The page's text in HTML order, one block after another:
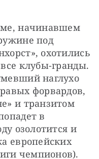
начинавшем
под
охотились
клубы-гранды.
наглухо
форвардов,
и транзитом
в
озолотится и
европейских
чемпионов).